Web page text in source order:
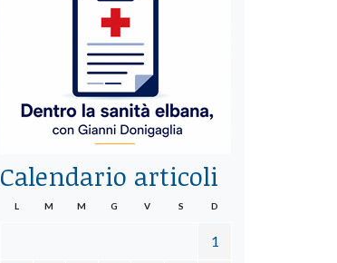
Calendario articoli
L M M G V S D
1